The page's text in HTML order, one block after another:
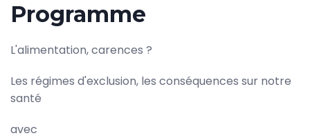
Programme
L'alimentation, carences ?
Les régimes d'exclusion, les conséquences sur notre
santé
avec